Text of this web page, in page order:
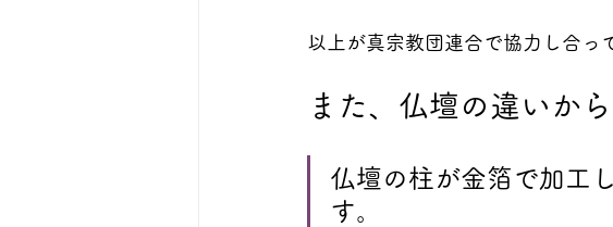
以上が真宗教団連合で協力し合っ
また、仏壇の違いか
仏壇の柱が金箔で加工
す。